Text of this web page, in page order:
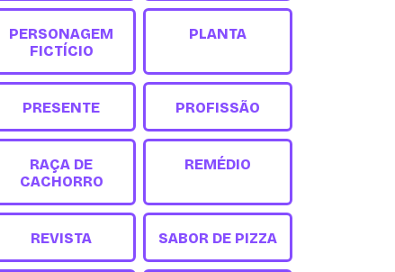
PERSONAGEM
FICTÍCIO
PLANTA
PRESENTE PROFISSÃO
RAÇA DE
CACHORRO
REMÉDIO
REVISTA SABOR DE PIZZA